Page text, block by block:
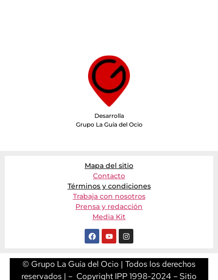
Desarrolla
Grupo La Guía del Ocio
Mapa del sitio
Contacto
Términos y condiciones
Trabaja con nosotros
Prensa y redacción
Media Kit
© Grupo La Guía del Ocio | Todos los derechos
reservados | – Copyright IPP 1998-2024 – Sitio